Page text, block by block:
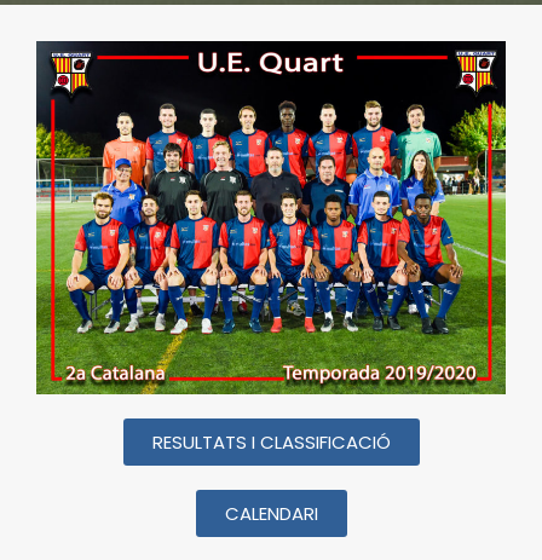
RESULTATS I CLASSIFICACIÓ
CALENDARI